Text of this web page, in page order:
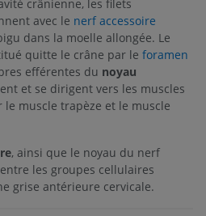
crânienne, les filets
avec le nerf accessoire
dans la moelle allongée. Le
quitte le crâne par le foramen
efférentes du noyau
et se dirigent vers les muscles
muscle trapèze et le muscle
, ainsi que le noyau du nerf
les groupes cellulaires
grise antérieure cervicale.